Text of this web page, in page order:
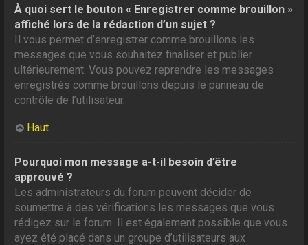
À quoi sert le bouton « Enregistrer comme brouillon »
affiché lors de la rédaction d’un sujet ?
Il vous permet d’enregistrer comme brouillons les
messages que vous souhaitez finaliser et publier
ultérieurement. Vous pouvez reprendre les messages
enregistrés comme brouillons depuis le panneau de
contrôle de l’utilisateur.
Haut
Pourquoi mon message a-t-il besoin d’être
approuvé ?
Les administrateurs du forum peuvent décider de
soumettre à des vérifications les messages que vous
rédigez sur le forum. Il est également possible que vous
ayez été placé dans un groupe d’utilisateurs aux